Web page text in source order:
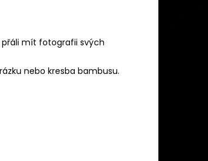
mít fotografii svých
nebo kresba bambusu.